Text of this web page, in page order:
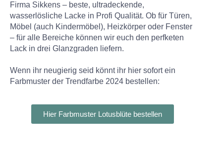
Firma Sikkens – beste, ultradeckende,
wasserlösliche Lacke in Profi Qualität. Ob für Türen,
Möbel (auch Kindermöbel), Heizkörper oder Fenster
– für alle Bereiche können wir euch den perfketen
Lack in drei Glanzgraden liefern.
Wenn ihr neugierig seid könnt ihr hier sofort ein
Farbmuster der Trendfarbe 2024 bestellen:
Hier Farbmuster Lotusblüte bestellen